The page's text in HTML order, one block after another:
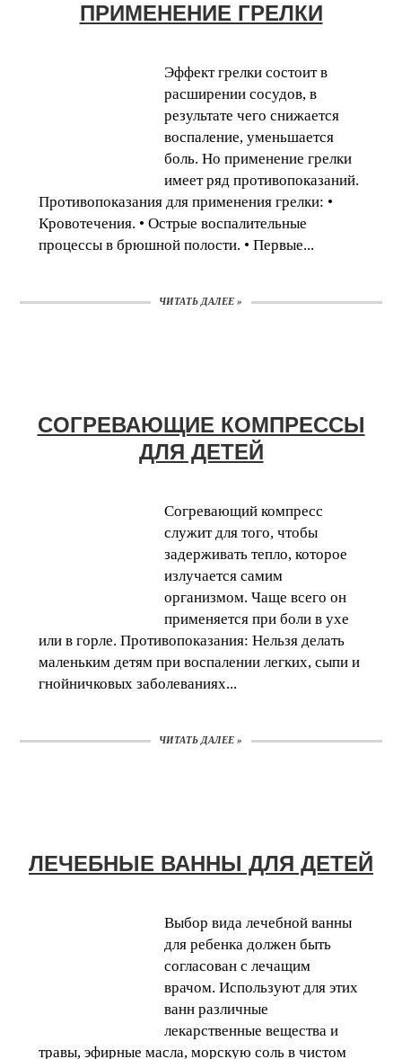
ПРИМЕНЕНИЕ ГРЕЛКИ
Эффект грелки состоит в
расширении сосудов, в
результате чего снижается
воспаление, уменьшается
боль. Но применение грелки
имеет ряд противопоказаний.
Противопоказания для применения грелки: •
Кровотечения. • Острые воспалительные
процессы в брюшной полости. • Первые...
ЧИТАТЬ ДАЛЕЕ »
CОГРЕВАЮЩИЕ КОМПРЕССЫ
ДЛЯ ДЕТЕЙ
Согревающий компресс
служит для того, чтобы
задерживать тепло, которое
излучается самим
организмом. Чаще всего он
применяется при боли в ухе
или в горле. Противопоказания: Нельзя делать
маленьким детям при воспалении легких, сыпи и
гнойничковых заболеваниях...
ЧИТАТЬ ДАЛЕЕ »
ЛЕЧЕБНЫЕ ВАННЫ ДЛЯ ДЕТЕЙ
Выбор вида лечебной ванны
для ребенка должен быть
согласован с лечащим
врачом. Используют для этих
ванн различные
лекарственные вещества и
травы, эфирные масла, морскую соль в чистом